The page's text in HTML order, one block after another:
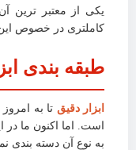
یکی از معتبر ترین
کاملتری در خصوص این
طبقه بندی
ابزار دقیق تا به
است. اما اکنون ما در
به نوع آن دسته بندی